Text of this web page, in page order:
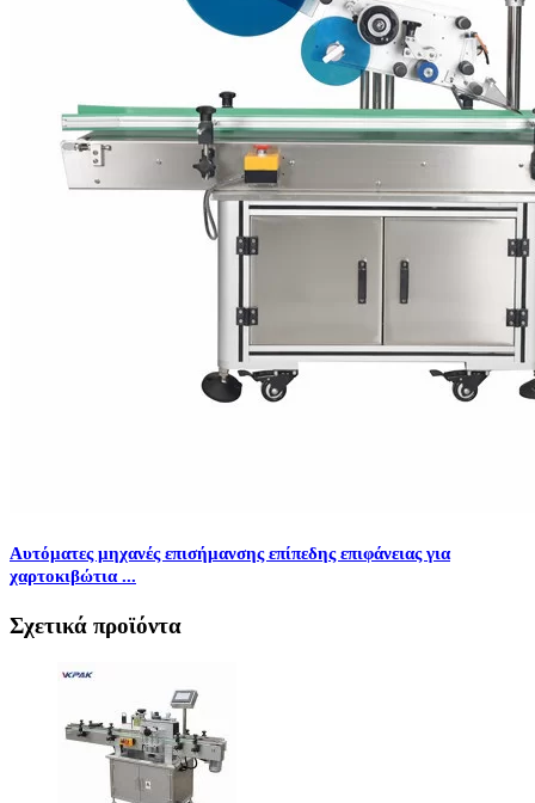
Αυτόματες μηχανές επισήμανσης επίπεδης επιφάνειας για
χαρτοκιβώτια ...
Σχετικά προϊόντα